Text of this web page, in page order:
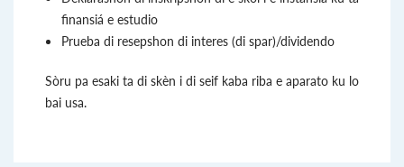
finansiá e estudio
Prueba di resepshon di interes (di spar)/dividendo
Sòru pa esaki ta di skèn i di seif kaba riba e aparato ku lo
bai usa.